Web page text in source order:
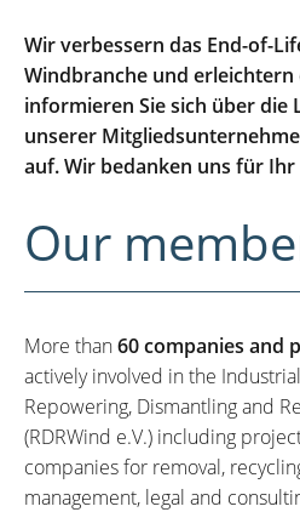
Wir verbessern das End-of-
Windbranche und erleichtern
informieren Sie sich über die
unserer
auf. Wir bedanken uns für
Our
More than60 companies and
actively involved in the
Repowering, Dismantling and
(RDRWind e.V.) including
companies for removal,
management, legal and